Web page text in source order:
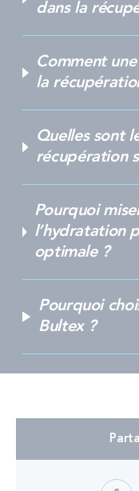
dans la
Comment
la
Quelles sont
récupération
Pourquoi
l’hydratation
optimale ?
Pourquoi
Bultex ?